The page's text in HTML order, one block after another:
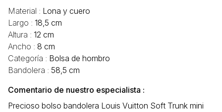
Material : Lona y cuero
Largo : 18,5 cm
Altura : 12 cm
Ancho : 8 cm
Categoría : Bolsa de hombro
Bandolera : 58,5 cm
Comentario de nuestro especialista :
Precioso bolso bandolera Louis Vuitton Soft Trunk mini